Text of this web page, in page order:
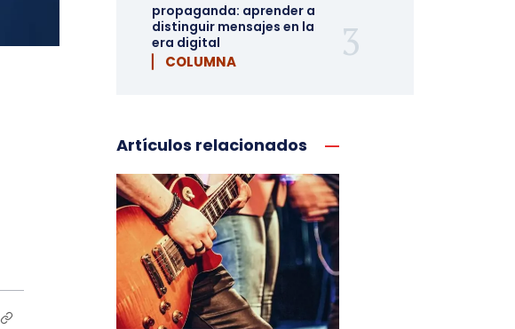
propaganda: aprender a
distinguir mensajes en la
era digital
▏ COLUMNA
Artículos relacionados